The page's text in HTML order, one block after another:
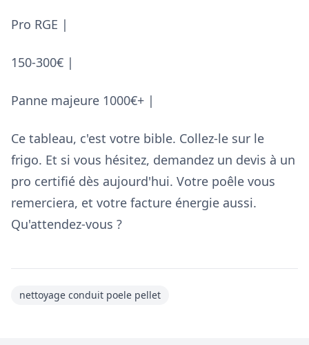
Pro RGE |
150-300€ |
Panne majeure 1000€+ |
Ce tableau, c'est votre bible. Collez-le sur le
frigo. Et si vous hésitez, demandez un devis à un
pro certifié dès aujourd'hui. Votre poêle vous
remerciera, et votre facture énergie aussi.
Qu'attendez-vous ?
nettoyage conduit poele pellet